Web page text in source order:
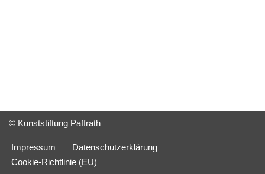
© Kunststiftung Paffrath
Impressum
Datenschutzerklärung
Cookie-Richtlinie (EU)